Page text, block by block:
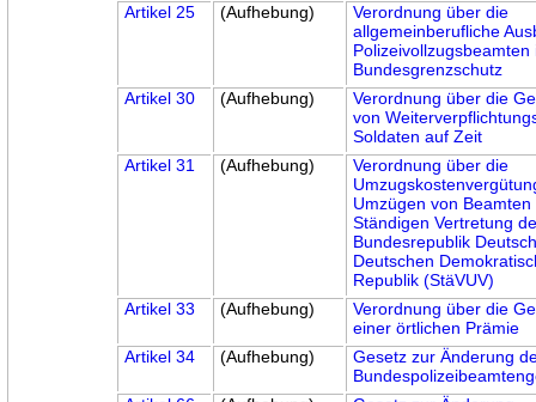
Artikel 25
(Aufhebung)
Verordnung über die
allgemeinberufliche
Polizeivollzugsbeamten
Bundesgrenzschutz
Artikel 30
(Aufhebung)
Verordnung über die
von
Soldaten auf Zeit
Artikel 31
(Aufhebung)
Verordnung über die
Umzügen von
Ständigen Vertretung
Bundesrepublik
Deutschen
Republik (StäVUV)
Artikel 33
(Aufhebung)
Verordnung über die
einer örtlichen Prämie
Artikel 34
(Aufhebung)
Gesetz zur Änderung